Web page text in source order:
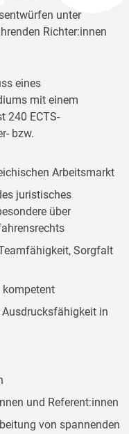
unter
Richter:innen
eines
mit einem
240 ECTS-
bzw.
Arbeitsmarkt
juristisches
über
Sorgfalt
in
und Referent:innen
von spannenden